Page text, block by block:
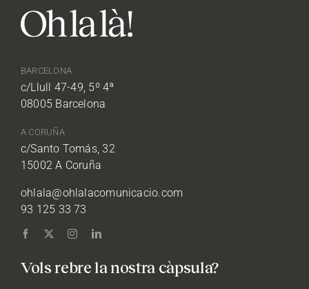
BARCELONA
c/Llull 47-49, 5º 4ª
08005 Barcelona
A CORUÑA
c/Santo Tomás, 32
15002 A Coruña
ohlala@ohlalacomunicacio.com
93 125 33 73
Vols rebre la nostra càpsula?